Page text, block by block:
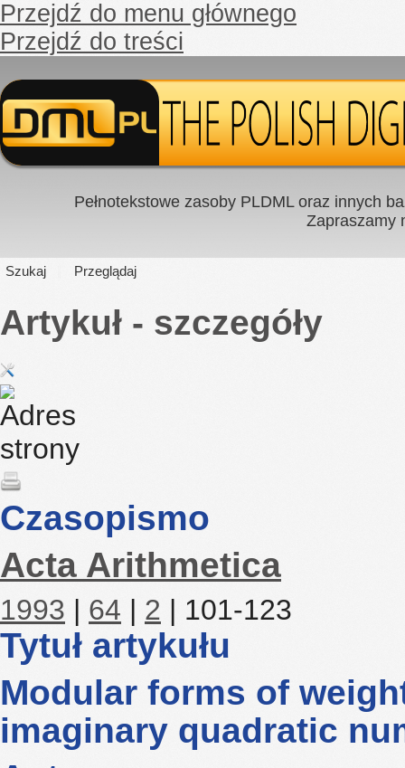
Przejdź do menu głównego
Przejdź do treści
Pełnotekstowe zasoby PLDML oraz innych
Zapraszamy
Szukaj Przeglądaj
Artykuł - szczegóły
Czasopismo
Acta Arithmetica
1993 | 64 | 2 | 101-123
Tytuł artykułu
Modular forms of
imaginary quadratic